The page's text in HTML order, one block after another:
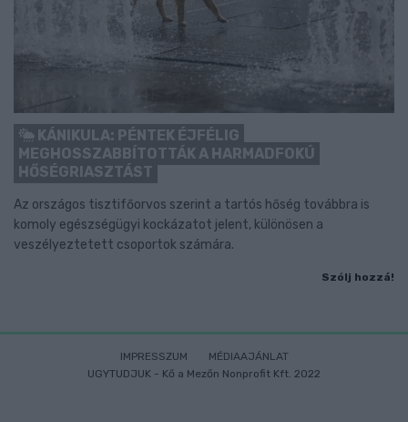
KÁNIKULA: PÉNTEK ÉJFÉLIG
MEGHOSSZABBÍTOTTÁK A HARMADFOKÚ
HŐSÉGRIASZTÁST
Az országos tisztifőorvos szerint a tartós hőség továbbra is
komoly egészségügyi kockázatot jelent, különösen a
veszélyeztetett csoportok számára.
Szólj hozzá!
IMPRESSZUM
MÉDIAAJÁNLAT
UGYTUDJUK - Kő a Mezőn Nonprofit Kft. 2022